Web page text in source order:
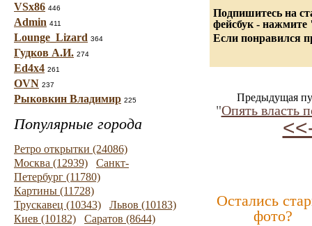
VSx86 446
Admin 411
Lounge_Lizard 364
Гудков А.И. 274
Ed4x4 261
OVN 237
Рыковкин Владимир 225
Популярные города
Ретро открытки (24086)
Москва (12939)
Санкт-
Петербург (11780)
Картины (11728)
Трускавец (10343)
Львов (10183)
Киев (10182)
Саратов (8644)
Подпишитесь на
фейсбук -
Если понравился
Предыдущая
"Опять власть
Остались
фото?